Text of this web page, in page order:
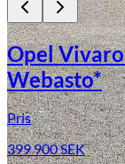
Opel
Webasto*
Pris
399 900SEK